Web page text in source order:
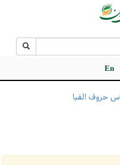
En
حروف الفبا